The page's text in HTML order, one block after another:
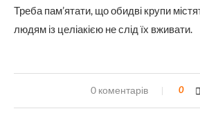
Треба пам’ятати, що обидві крупи
людям із целіакією не слід їх вживати.
0 коментарів 0